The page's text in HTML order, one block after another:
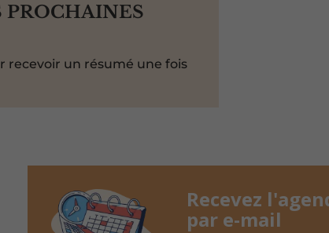
PROCHAINES
recevoir un résumé une fois
Recevez
par e-mail